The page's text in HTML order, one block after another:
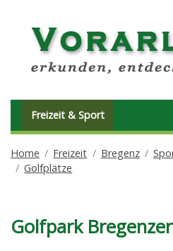
Freizeit & Sport
Home Freizeit Bregenz
Golfplätze
Golfpark